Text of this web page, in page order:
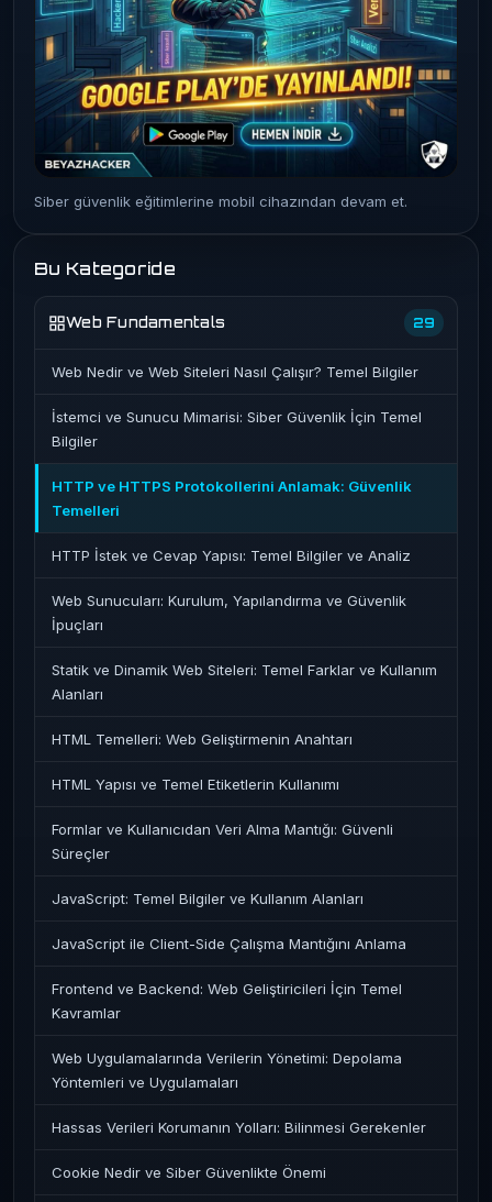
Siber güvenlik eğitimlerine mobil cihazından devam et.
Bu Kategoride
Web Fundamentals 29
Web Nedir ve Web Siteleri Nasıl Çalışır? Temel Bilgiler
İstemci ve Sunucu Mimarisi: Siber Güvenlik İçin Temel
Bilgiler
HTTP ve HTTPS Protokollerini Anlamak: Güvenlik
Temelleri
HTTP İstek ve Cevap Yapısı: Temel Bilgiler ve Analiz
Web Sunucuları: Kurulum, Yapılandırma ve Güvenlik
İpuçları
Statik ve Dinamik Web Siteleri: Temel Farklar ve Kullanım
Alanları
HTML Temelleri: Web Geliştirmenin Anahtarı
HTML Yapısı ve Temel Etiketlerin Kullanımı
Formlar ve Kullanıcıdan Veri Alma Mantığı: Güvenli
Süreçler
JavaScript: Temel Bilgiler ve Kullanım Alanları
JavaScript ile Client-Side Çalışma Mantığını Anlama
Frontend ve Backend: Web Geliştiricileri İçin Temel
Kavramlar
Web Uygulamalarında Verilerin Yönetimi: Depolama
Yöntemleri ve Uygulamaları
Hassas Verileri Korumanın Yolları: Bilinmesi Gerekenler
Cookie Nedir ve Siber Güvenlikte Önemi